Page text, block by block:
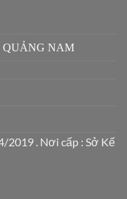
QUẢNG NAM
2019 . Nơi cấp : Sở Kế